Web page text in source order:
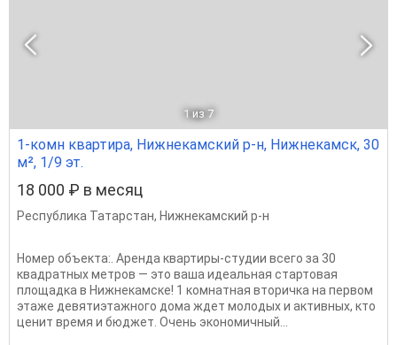
1 из 7
1-комн квартира, Нижнекамский р-н, Нижнекамск, 30
м², 1/9 эт.
18 000 ₽ в месяц
Республика Татарстан, Нижнекамский р-н
Номер объекта:. Аренда квартиры-студии всего за 30
квадратных метров — это ваша идеальная стартовая
площадка в Нижнекамске! 1 комнатная вторичка на первом
этаже девятиэтажного дома ждет молодых и активных, кто
ценит время и бюджет. Очень экономичный...